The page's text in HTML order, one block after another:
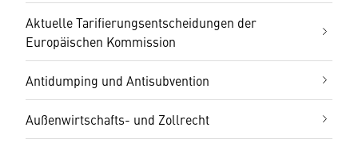
Aktuelle Tarifierungsentscheidungen der
Europäischen Kommission
Antidumping und Antisubvention
Außenwirtschafts- und Zollrecht